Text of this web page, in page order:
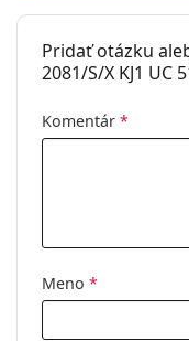
Pridať otázku
2081/S/X KJ1 UC
Komentár *
Meno *